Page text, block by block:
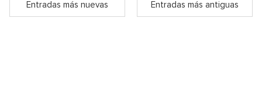
Entradas más nuevas Entradas más antiguas